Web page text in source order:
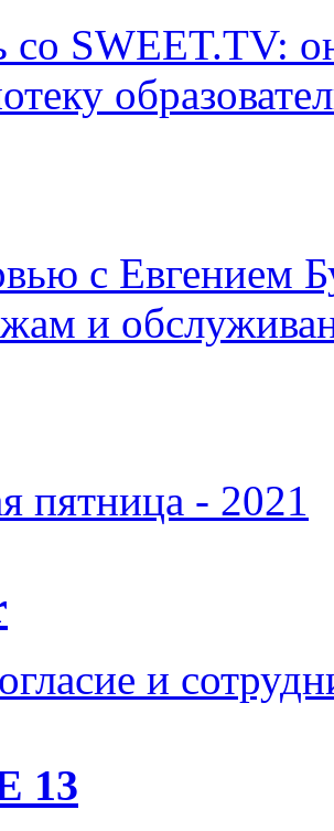
со SWEET.TV:
с Евгением
и
пятница - 2021
и
13